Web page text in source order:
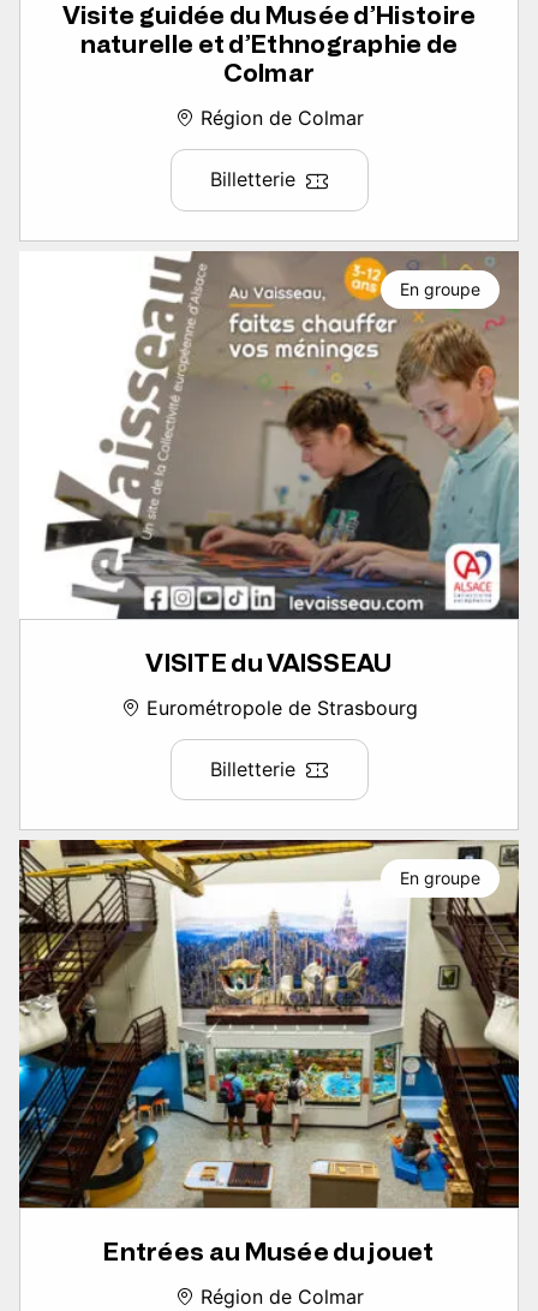
Visite guidée du Musée d’Histoire
naturelle et d’Ethnographie de
Colmar
Région de Colmar
Billetterie
VISITE du VAISSEAU
Eurométropole de Strasbourg
Billetterie
En groupe
Entrées au Musée du jouet
Région de Colmar
En groupe